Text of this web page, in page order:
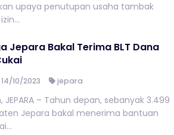
upaya penutupan usaha tambak
Jepara Bakal Terima BLT Dana
14/10/2023 jepara
JEPARA – Tahun depan, sebanyak 3.499
Jepara bakal menerima bantuan